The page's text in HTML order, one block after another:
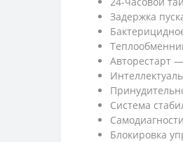
Задержка
Авторестарт
Система
Блокировка